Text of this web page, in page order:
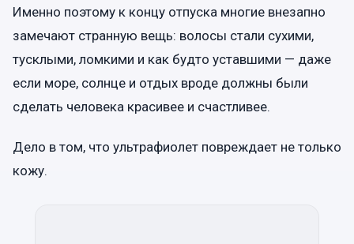
Именно поэтому к концу отпуска многие внезапно
замечают странную вещь: волосы стали сухими,
тусклыми, ломкими и как будто уставшими — даже
если море, солнце и отдых вроде должны были
сделать человека красивее и счастливее.
Дело в том, что ультрафиолет повреждает не только
кожу.